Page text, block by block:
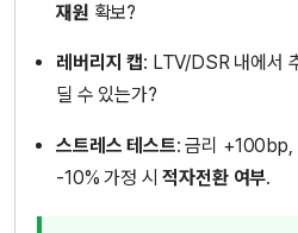
재원 확보?
레버리지 캡: LTV/DSR 내에서
딜 수 있는가?
스트레스 테스트: 금리 +100bp,
-10% 가정 시적자전환 여부.